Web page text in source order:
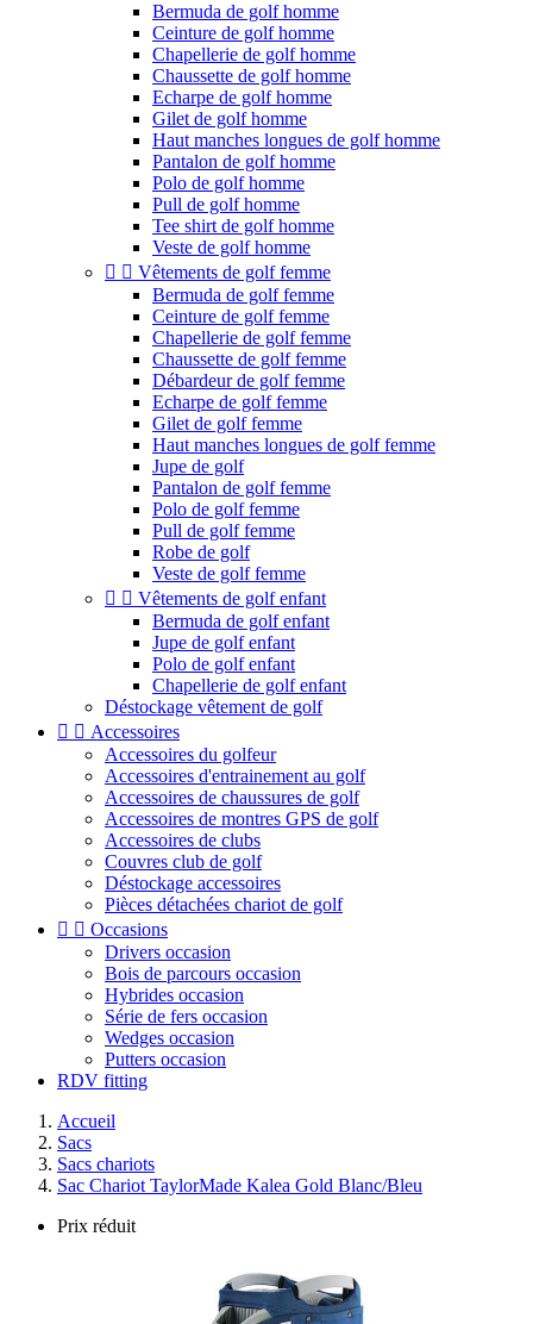
Bermuda de golf homme
Ceinture de golf homme
Chapellerie de golf homme
Chaussette de golf homme
Echarpe de golf homme
Gilet de golf homme
Haut manches longues de golf homme
Pantalon de golf homme
Polo de golf homme
Pull de golf homme
Tee shirt de golf homme
Veste de golf homme
  Vêtements de golf femme
Bermuda de golf femme
Ceinture de golf femme
Chapellerie de golf femme
Chaussette de golf femme
Débardeur de golf femme
Echarpe de golf femme
Gilet de golf femme
Haut manches longues de golf femme
Jupe de golf
Pantalon de golf femme
Polo de golf femme
Pull de golf femme
Robe de golf
Veste de golf femme
  Vêtements de golf enfant
Bermuda de golf enfant
Jupe de golf enfant
Polo de golf enfant
Chapellerie de golf enfant
Déstockage vêtement de golf
  Accessoires
Accessoires du golfeur
Accessoires d'entrainement au golf
Accessoires de chaussures de golf
Accessoires de montres GPS de golf
Accessoires de clubs
Couvres club de golf
Déstockage accessoires
Pièces détachées chariot de golf
  Occasions
Drivers occasion
Bois de parcours occasion
Hybrides occasion
Série de fers occasion
Wedges occasion
Putters occasion
RDV fitting
Accueil
Sacs
Sacs chariots
Sac Chariot TaylorMade Kalea Gold Blanc/Bleu
Prix réduit